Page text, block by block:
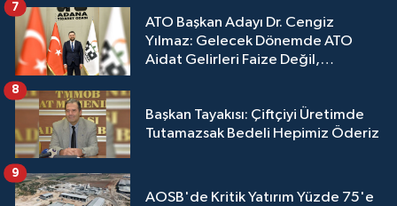
ATO Başkan Adayı Dr. Cengiz
Yılmaz: Gelecek Dönemde ATO
Aidat Gelirleri Faize Değil,
7
Başkan Tayakısı: Çiftçiyi Üretimde
Tutamazsak Bedeli Hepimiz Öderiz
8
AOSB'de Kritik Yatırım Yüzde 75'e
9